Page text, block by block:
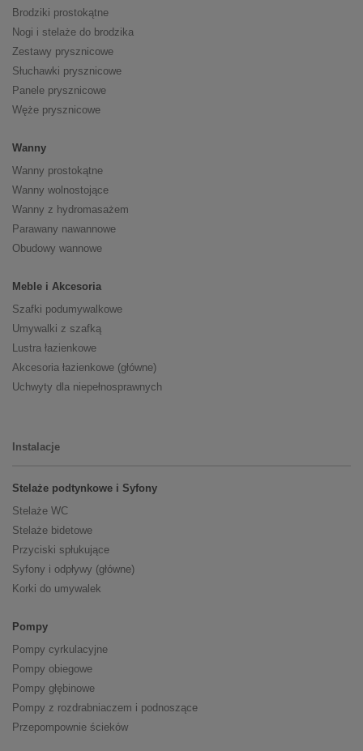
Brodziki prostokątne
Nogi i stelaże do brodzika
Zestawy prysznicowe
Słuchawki prysznicowe
Panele prysznicowe
Węże prysznicowe
Wanny
Wanny prostokątne
Wanny wolnostojące
Wanny z hydromasażem
Parawany nawannowe
Obudowy wannowe
Meble i Akcesoria
Szafki podumywalkowe
Umywalki z szafką
Lustra łazienkowe
Akcesoria łazienkowe (główne)
Uchwyty dla niepełnosprawnych
Instalacje
Stelaże podtynkowe i Syfony
Stelaże WC
Stelaże bidetowe
Przyciski spłukujące
Syfony i odpływy (główne)
Korki do umywalek
Pompy
Pompy cyrkulacyjne
Pompy obiegowe
Pompy głębinowe
Pompy z rozdrabniaczem i podnoszące
Przepompownie ścieków